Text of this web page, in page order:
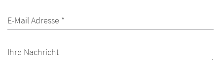
E-Mail Adresse *
Ihre Nachricht